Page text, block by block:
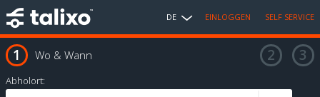
DE EINLOGGEN SELF SERVICE
Wo & Wann
Abholort: